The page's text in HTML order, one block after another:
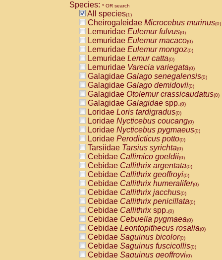
Species: * OR search
All species(1)
Cheirogaleidae Microcebus murinus(0)
Lemuridae Eulemur fulvus(0)
Lemuridae Eulemur macaco(0)
Lemuridae Eulemur mongoz(0)
Lemuridae Lemur catta(0)
Lemuridae Varecia variegata(0)
Galagidae Galago senegalensis(0)
Galagidae Galago demidovii(0)
Galagidae Otolemur crassicaudatus(0)
Galagidae Galagidae spp.(0)
Loridae Loris tardigradus(0)
Loridae Nycticebus coucang(0)
Loridae Nycticebus pygmaeus(0)
Loridae Perodicticus potto(0)
Tarsiidae Tarsius syrichta(0)
Cebidae Callimico goeldii(0)
Cebidae Callithrix argentata(0)
Cebidae Callithrix geoffroyi(0)
Cebidae Callithrix humeralifer(0)
Cebidae Callithrix jacchus(0)
Cebidae Callithrix penicillata(0)
Cebidae Callithrixspp.(0)
Cebidae Cebuella pygmaea(0)
Cebidae Leontopithecus rosalia(0)
Cebidae Saguinus bicolor(0)
Cebidae Saguinus fuscicollis(0)
Cebidae Saguinus geoffroyi(0)